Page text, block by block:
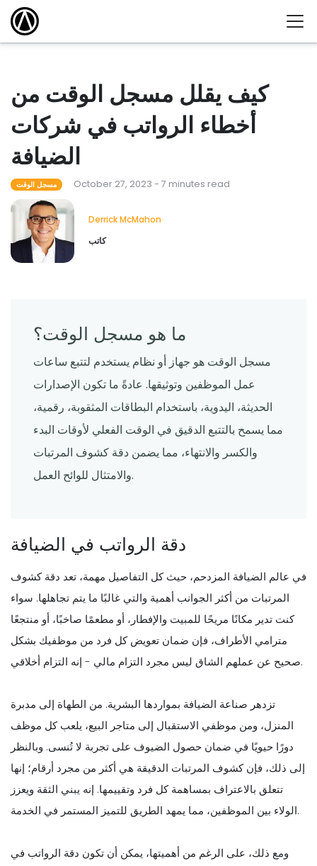
كيف يقلل مسجل الوقت من
أخطاء الرواتب في شركات
الضيافة
مسجل الوقت October 27, 2023 - 7 minutes read
Derrick McMahon
كاتب
ما هو مسجل الوقت؟
مسجل الوقت هو جهاز أو نظام يستخدم لتتبع ساعات
عمل الموظفين وتوثيقها. عادةً ما تكون الإصدارات
الحديثة، اليدوية، باستخدام البطاقات المثقوبة، رقمية،
مما يسمح بالتتبع الدقيق في الوقت الفعلي لأوقات البدء
والكسر والانتهاء، مما يضمن دقة كشوف المرتبات
والامتثال للوائح العمل.
دقة الرواتب في الضيافة
في عالم الضيافة المزدحم، حيث كل التفاصيل مهمة، تعد دقة كشوف
المرتبات من أكثر الجوانب أهمية والتي غالبًا ما يتم تجاهلها. سواء
كنت تدير مكانًا مريحًا للمبيت والإفطار، أو مطعمًا صاخبًا، أو منتجعًا
مترامي الأطراف، فإن ضمان تعويض كل فرد من موظفيك بشكل
صحيح عن عملهم الشاق ليس مجرد التزام مالي - إنه التزام أخلاقي.
تزدهر صناعة الضيافة بمواردها البشرية. من الطهاة إلى مدبرة
المنزل، ومن موظفي الاستقبال إلى متاجر البيع، يلعب كل موظف
دورًا حيويًا في ضمان حصول الضيوف على تجربة لا تُنسى. وبالنظر
إلى ذلك، فإن كشوف المرتبات الدقيقة هي أكثر من مجرد أرقام؛ إنها
تتعلق بالاعتراف بمساهمة كل فرد وتقييمها. إنه يبني الثقة ويعزز
الولاء بين الموظفين، مما يمهد الطريق للتميز المستمر في الخدمة.
ومع ذلك، على الرغم من أهميتها، يمكن أن تكون دقة الرواتب في